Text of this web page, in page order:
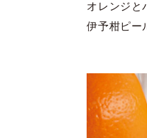
オレンジと
伊予柑ピー